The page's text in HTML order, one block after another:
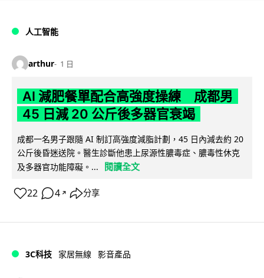
人工智能
arthur 1 日
AI 減肥餐單配合高強度操練 成都男
45 日減 20 公斤後多器官衰竭
成都一名男子跟隨 AI 制訂高強度減脂計劃，45 日內減去約 20
公斤後昏迷送院。醫生診斷他患上尿源性膿毒症、膿毒性休克
及多器官功能障礙。...
閱讀全文
22 4 ↗ 分享
3C科技 家居無線 影音產品